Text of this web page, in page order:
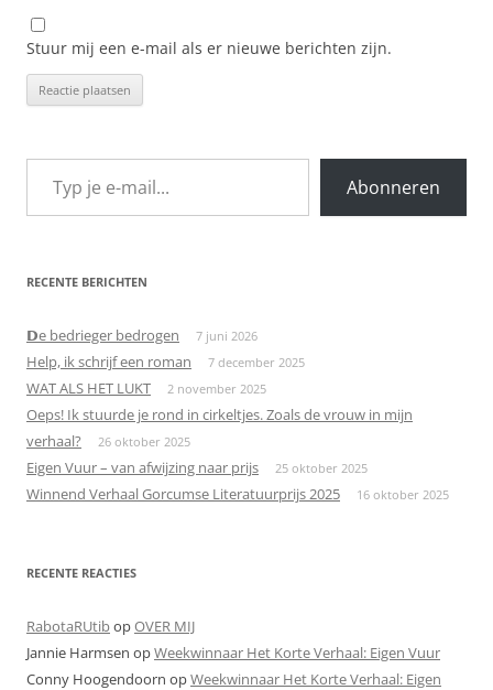
Stuur mij een e-mail als er nieuwe berichten zijn.
Typ je e-mail...
Abonneren
RECENTE BERICHTEN
𝗗e bedrieger bedrogen 7 juni 2026
Help, ik schrijf een roman 7 december 2025
WAT ALS HET LUKT 2 november 2025
Oeps! Ik stuurde je rond in cirkeltjes. Zoals de vrouw in mijn
verhaal?
26 oktober 2025
Eigen Vuur – van afwijzing naar prijs 25 oktober 2025
Winnend Verhaal Gorcumse Literatuurprijs 2025 16 oktober 2025
RECENTE REACTIES
RabotaRUtibopOVER MIJ
Jannie Harmsen opWeekwinnaar Het Korte Verhaal: Eigen Vuur
Conny Hoogendoorn opWeekwinnaar Het Korte Verhaal: Eigen